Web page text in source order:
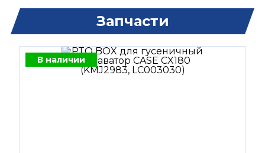
Запчасти
В наличии